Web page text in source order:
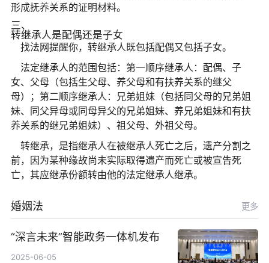
形成抚养关系的证明材料。
三、
转继承人是配偶还是子女
找法网提醒你，转继承人既包括配偶又包括子女。
法定继承人的范围包括：第一顺序继承人：配偶、子
女、父母（包括生父母、养父母和有扶养关系的继父
母）；第二顺序继承人：兄弟姐妹（包括同父母的兄弟姐
妹、同父异母或同母异父的兄弟姐妹、养兄弟姐妹和有扶
养关系的继兄弟姐妹）、祖父母、外祖父母。
转继承，是指继承人在被继承人死亡之后，遗产分割之
前，因为某种缘故尚未实际取得遗产而死亡或被宣告死
亡，其应继承份额转由他的法定继承人继承。
婚姻法 更多
“深言未来”智能政务一体机发布
2025-06-05